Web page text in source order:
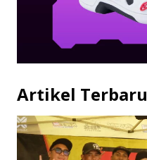
Artikel Terbaru